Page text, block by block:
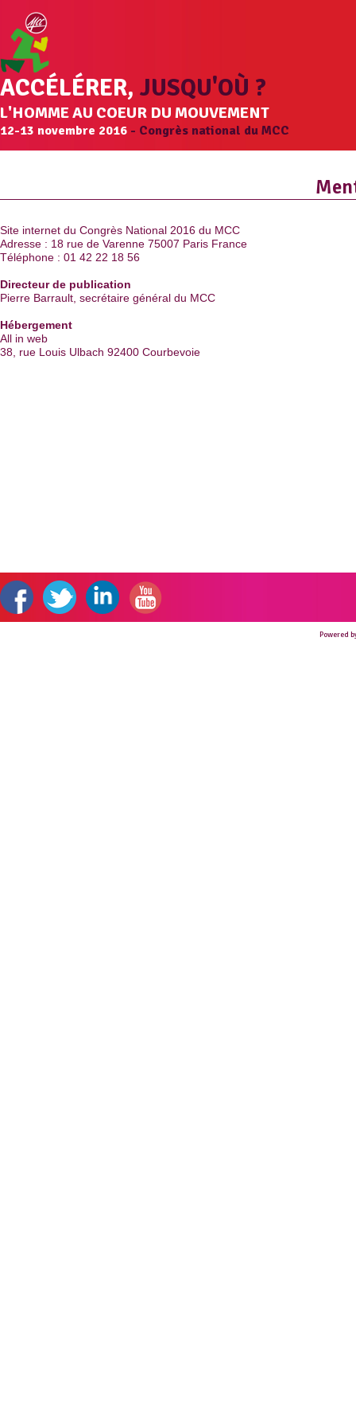
ACCÉLÉRER, JUSQU'OÙ ?
L'HOMME AU COEUR DU MOUVEMENT
12-13 novembre 2016 - Congrès national du MCC
Site internet du Congrès National 2016 du MCC
Adresse : 18 rue de Varenne 75007 Paris France
Téléphone : 01 42 22 18 56
Directeur de publication
Pierre Barrault, secrétaire général du MCC
Hébergement
All in web
38, rue Louis Ulbach 92400 Courbevoie
Powered